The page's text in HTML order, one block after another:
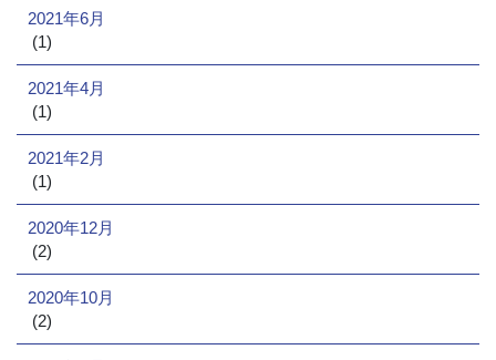
2021年6月
(1)
2021年4月
(1)
2021年2月
(1)
2020年12月
(2)
2020年10月
(2)